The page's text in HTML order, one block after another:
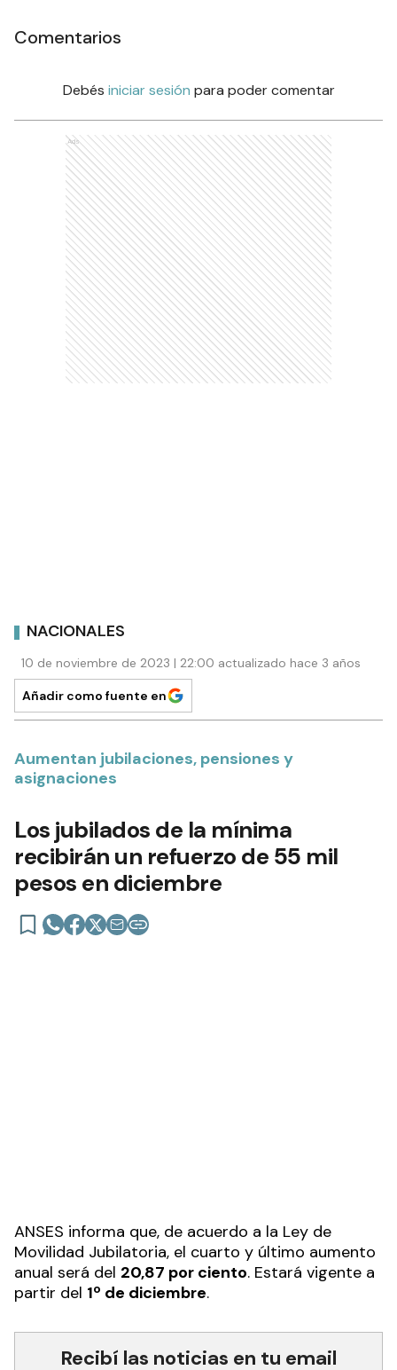
Comentarios
Debésiniciar sesiónpara poder comentar
NACIONALES
10 de noviembre de 2023 | 22:00 actualizado hace 3 años